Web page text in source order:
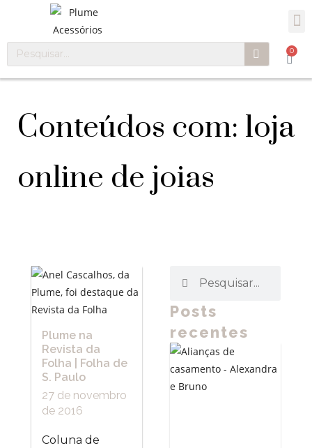
0
Conteúdos com: loja
online de joias
Plume na
Revista da
Folha | Folha de
S. Paulo
27 de novembro
de 2016
Coluna de
Posts
recentes